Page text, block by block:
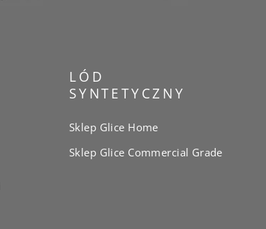
LÓD
SYNTETYCZNY
Sklep Glice Home
Sklep Glice Commercial Grade